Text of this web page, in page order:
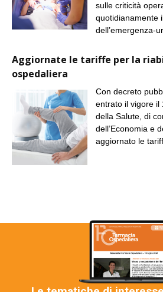
sulle criticità
quotidianamente
dell’emergenza-
Aggiornate le tariffe per la
ospedaliera
Con decreto
entrato il vigore il
della Salute, di
dell’Economia e
aggiornato le